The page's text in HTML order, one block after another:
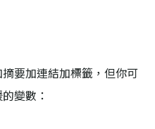
要加連結加標籤，但你可
變數：